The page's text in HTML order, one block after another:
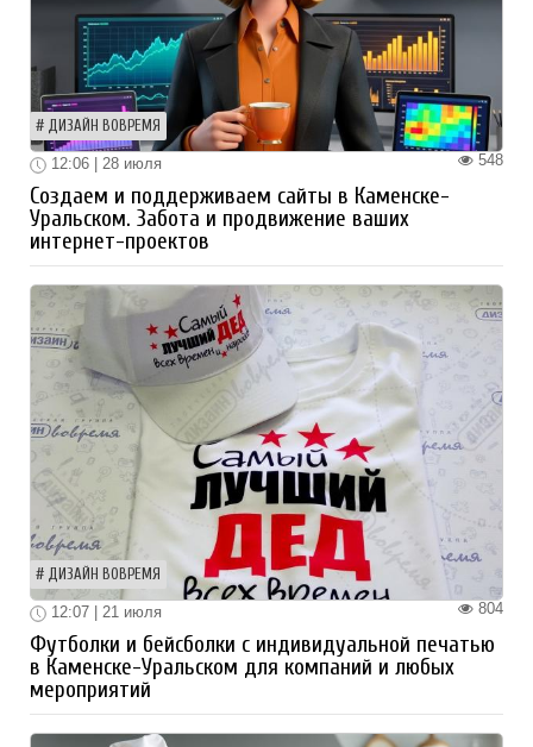
ДИЗАЙН ВОВРЕМЯ
548
12:06 | 28 июля
Создаем и поддерживаем сайты в Каменске-
Уральском. Забота и продвижение ваших
интернет-проектов
ДИЗАЙН ВОВРЕМЯ
804
12:07 | 21 июля
Футболки и бейсболки с индивидуальной печатью
в Каменске-Уральском для компаний и любых
мероприятий